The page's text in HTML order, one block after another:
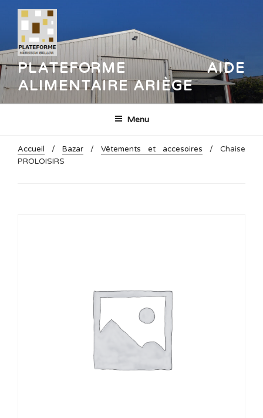
contenu
principal
PLATEFORME AIDE
ALIMENTAIRE ARIÈGE
Menu
Accueil / Bazar / Vêtements et accesoires / Chaise
PROLOISIRS